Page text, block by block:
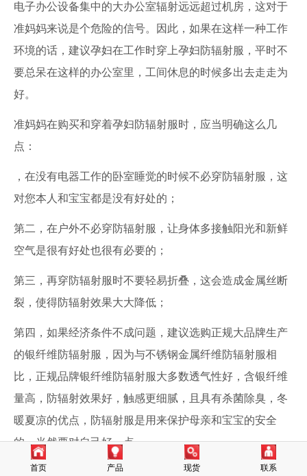
电子办公设备集中的大办公室辐射远远超过机房，这对于
准妈妈来说是个危险的信号。因此，如果在这样一种工作
环境的话，建议孕妇在工作时穿上孕妇防辐射服，平时不
要总呆在这样的办公室里，工间休息的时候多出去走走为
好。
准妈妈在购买和穿着孕妇防辐射服时，应当明确这么几
点：
，在没有电器工作的卧室睡觉的时候不必穿防辐射服，这
对您本人和宝宝都是没有好处的；
第二，在户外不必穿防辐射服，让身体多接触阳光和新鲜
空气是很有好处也很有必要的；
第三，再穿防辐射服时不要轻易折叠，这会造成金属丝断
裂，使得防辐射效果大大降低；
第四，如果经济条件不成问题，建议选购正规大品牌生产
的银纤维防辐射服，因为与不锈钢金属纤维防辐射服相
比，正规品牌银纤维防辐射服大多数透气性好，含银纤维
量高，防辐射效果好，触感更细腻，且具有杀菌除臭，冬
暖夏凉的优点，防辐射服是用来保护母亲和宝宝的安全
的，当然要对自己好一点。
选购原则
首页 产品 现货 联系